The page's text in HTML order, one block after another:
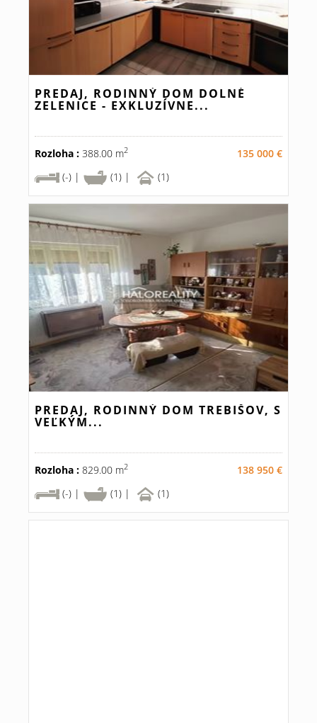
PREDAJ, RODINNÝ DOM DOLNÉ
ZELENICE - EXKLUZÍVNE...
Rozloha : 388.00 m2
135 000 €
(-) |
(1) | (1)
PREDAJ, RODINNÝ DOM TREBIŠOV, S
VEĽKÝM...
Rozloha : 829.00 m2
138 950 €
(-) |
(1) | (1)